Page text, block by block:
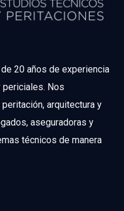
20 años de experiencia
periciales. Nos
arquitectura y
aseguradoras y
técnicos de manera